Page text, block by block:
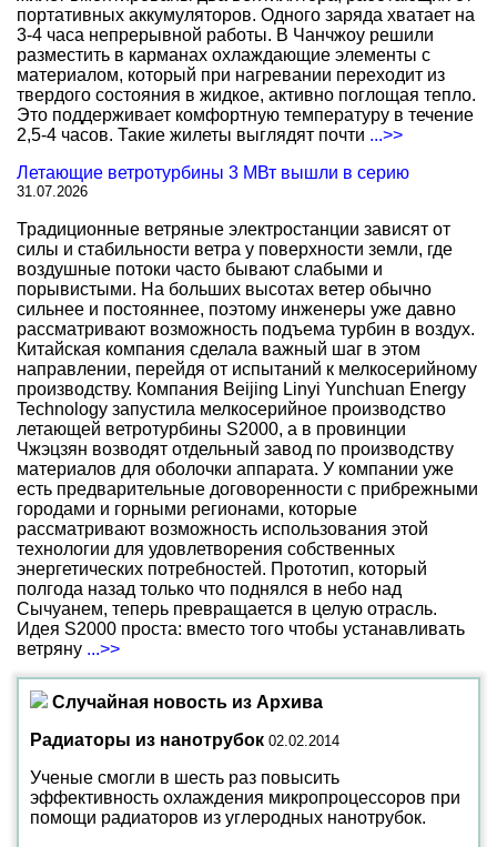
портативных аккумуляторов. Одного заряда хватает на
3-4 часа непрерывной работы. В Чанчжоу решили
разместить в карманах охлаждающие элементы с
материалом, который при нагревании переходит из
твердого состояния в жидкое, активно поглощая тепло.
Это поддерживает комфортную температуру в течение
2,5-4 часов. Такие жилеты выглядят почти ...>>
Летающие ветротурбины 3 МВт вышли в серию
31.07.2026
Традиционные ветряные электростанции зависят от
силы и стабильности ветра у поверхности земли, где
воздушные потоки часто бывают слабыми и
порывистыми. На больших высотах ветер обычно
сильнее и постояннее, поэтому инженеры уже давно
рассматривают возможность подъема турбин в воздух.
Китайская компания сделала важный шаг в этом
направлении, перейдя от испытаний к мелкосерийному
производству. Компания Beijing Linyi Yunchuan Energy
Technology запустила мелкосерийное производство
летающей ветротурбины S2000, а в провинции
Чжэцзян возводят отдельный завод по производству
материалов для оболочки аппарата. У компании уже
есть предварительные договоренности с прибрежными
городами и горными регионами, которые
рассматривают возможность использования этой
технологии для удовлетворения собственных
энергетических потребностей. Прототип, который
полгода назад только что поднялся в небо над
Сычуанем, теперь превращается в целую отрасль.
Идея S2000 проста: вместо того чтобы устанавливать
ветряну ...>>
Случайная новость из Архива
Радиаторы из нанотрубок 02.02.2014
Ученые смогли в шесть раз повысить
эффективность охлаждения микропроцессоров при
помощи радиаторов из углеродных нанотрубок.